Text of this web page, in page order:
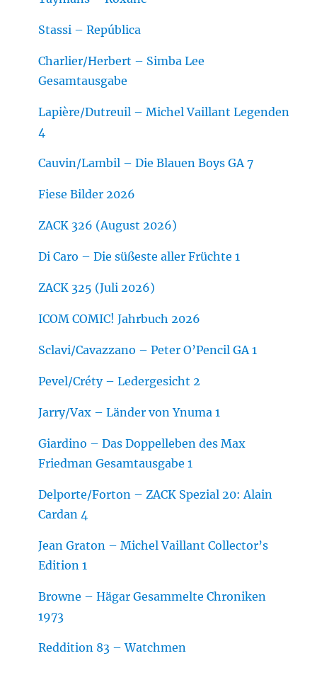
Stassi – República
Charlier/Herbert – Simba Lee
Gesamtausgabe
Lapière/Dutreuil – Michel Vaillant Legenden
4
Cauvin/Lambil – Die Blauen Boys GA 7
Fiese Bilder 2026
ZACK 326 (August 2026)
Di Caro – Die süßeste aller Früchte 1
ZACK 325 (Juli 2026)
ICOM COMIC! Jahrbuch 2026
Sclavi/Cavazzano – Peter O’Pencil GA 1
Pevel/Créty – Ledergesicht 2
Jarry/Vax – Länder von Ynuma 1
Giardino – Das Doppelleben des Max
Friedman Gesamtausgabe 1
Delporte/Forton – ZACK Spezial 20: Alain
Cardan 4
Jean Graton – Michel Vaillant Collector’s
Edition 1
Browne – Hägar Gesammelte Chroniken
1973
Reddition 83 – Watchmen